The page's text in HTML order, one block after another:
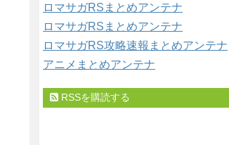
ロマサガRSまとめアンテナ
ロマサガRSまとめアンテナ
ロマサガRS攻略速報まとめアンテナ
アニメまとめアンテナ
RSSを購読する